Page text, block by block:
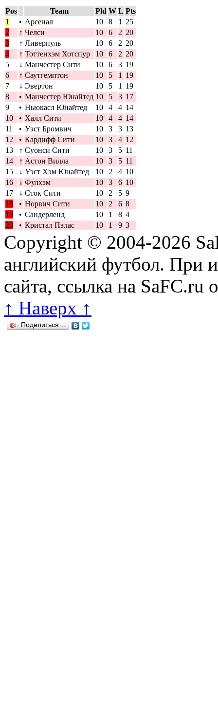
Pos Team Pld W L Pts
1
• Арсенал 10 8 1
25
2
↑ Челси 10 6 2 20
3
↑ Ливерпуль 10 6 2 20
4
↑ Тоттенхэм Хотспур 10 6 2 20
5
↓ Манчестер Сити 10 6 3 19
6
↑ Саутгемптон 10 5 1
19
7
↓ Эвертон 10 5 1
19
8
• Манчестер Юнайтед 10 5 3 17
9
• Ньюкасл Юнайтед 10 4 4 14
10
• Халл Сити 10 4 4 14
11
• Уэст Бромвич 10 3 3 13
12
• Кардифф Сити 10 3 4 12
13
↑ Суонси Сити 10 3 5 11
14
↑ Астон Вилла 10 3 5 11
15
↓ Уэст Хэм Юнайтед 10 2 4 10
16
↓ Фулхэм 10 3 6 10
17
↓ Сток Сити 10 2 5 9
18
• Норвич Сити 10 2 6 8
19
• Сандерленд 10 1 8 4
20
• Кристал Пэлас 10 1 9 3
Copyright © 2004-2026
английский футбол. При
сайта, ссылка на SaFC.ru
↑ Наверх ↑
Поделиться…